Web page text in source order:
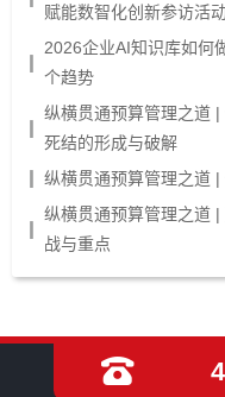
赋能数智化创新参访活
2026企业AI知识库如何
个趋势
纵横贯通预算管理之道
死结的形成与破解
纵横贯通预算管理之道
纵横贯通预算管理之道
战与重点